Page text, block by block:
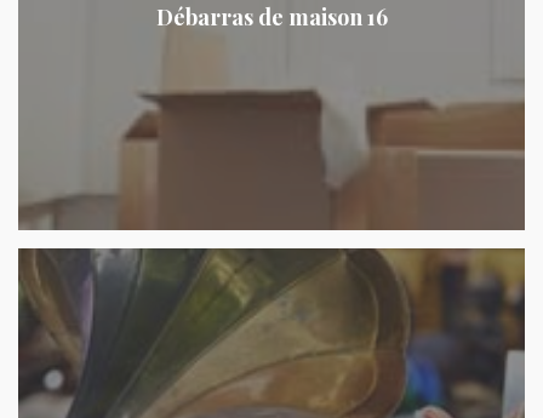
Débarras de maison 16